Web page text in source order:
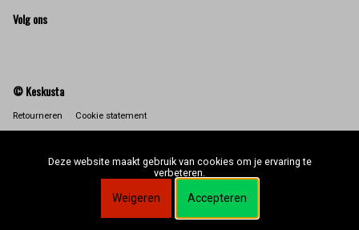
Volg ons
© Keskusta
Retourneren Cookie statement
Deze website maakt gebruik van cookies om je ervaring te
verbeteren.
Weigeren Accepteren